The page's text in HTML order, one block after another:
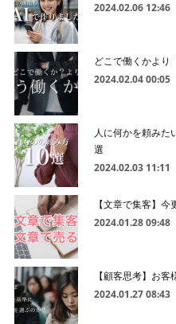
2024.02.06 12:46
どこで働くかより
2024.02.04 00:05
人に何かを頼みた
選
2024.02.03 11:11
【文章で集客】
2024.01.28 09:48
【顧客思考】お
2024.01.27 08:43